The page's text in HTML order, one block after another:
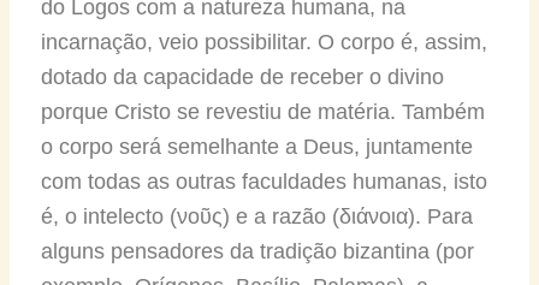
do Logos com a natureza humana, na
incarnação, veio possibilitar. O corpo é, assim,
dotado da capacidade de receber o divino
porque Cristo se revestiu de matéria. Também
o corpo será semelhante a Deus, juntamente
com todas as outras faculdades humanas, isto
é, o intelecto (νοῦς) e a razão (διάνοια). Para
alguns pensadores da tradição bizantina (por